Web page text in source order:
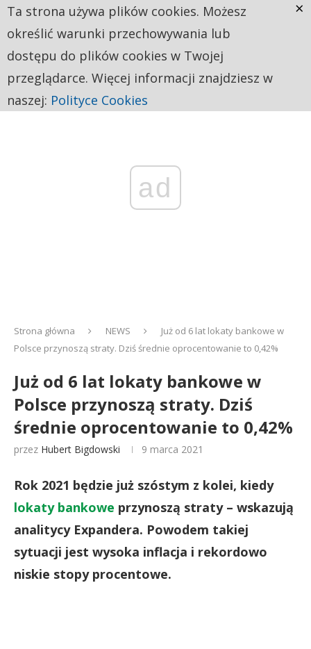
ad
Strona główna NEWS
Już od 6 lat lokaty bankowe w
Polsce przynoszą straty. Dziś średnie oprocentowanie to 0,42%
Już od 6 lat lokaty bankowe w
Polsce przynoszą straty. Dziś
średnie oprocentowanie to 0,42%
przez Hubert Bigdowski 9 marca 2021
Rok 2021 będzie już szóstym z kolei, kiedy
lokaty bankowe przynoszą straty – wskazują
analitycy Expandera. Powodem takiej
sytuacji jest wysoka inflacja i rekordowo
niskie stopy procentowe.
Ta strona używa plików cookies. Możesz
określić warunki przechowywania lub
dostępu do plików cookies w Twojej
przeglądarce. Więcej informacji znajdziesz w
naszej: Polityce Cookies
×